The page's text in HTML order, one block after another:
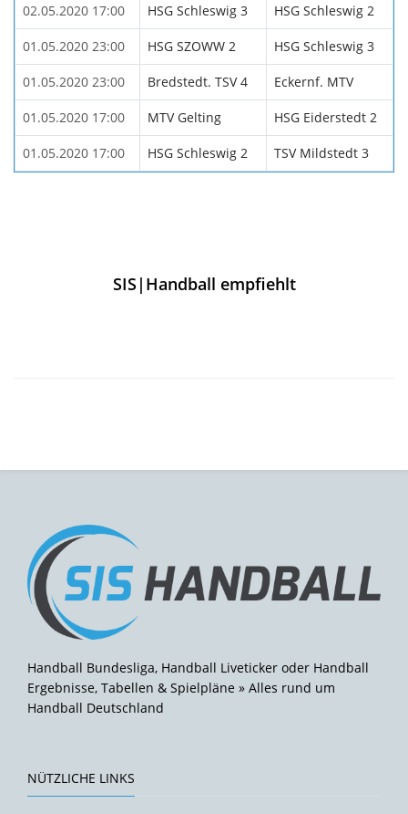
02.05.2020 17:00 HSG Schleswig 3 HSG Schleswig 2
01.05.2020 23:00 HSG SZOWW 2 HSG Schleswig 3
01.05.2020 23:00 Bredstedt. TSV 4 Eckernf. MTV
01.05.2020 17:00 MTV Gelting HSG Eiderstedt 2
01.05.2020 17:00 HSG Schleswig 2 TSV Mildstedt 3
SIS|Handball empfiehlt
Handball Bundesliga, Handball Liveticker oder Handball
Ergebnisse, Tabellen & Spielpläne » Alles rund um
Handball Deutschland
NÜTZLICHE LINKS